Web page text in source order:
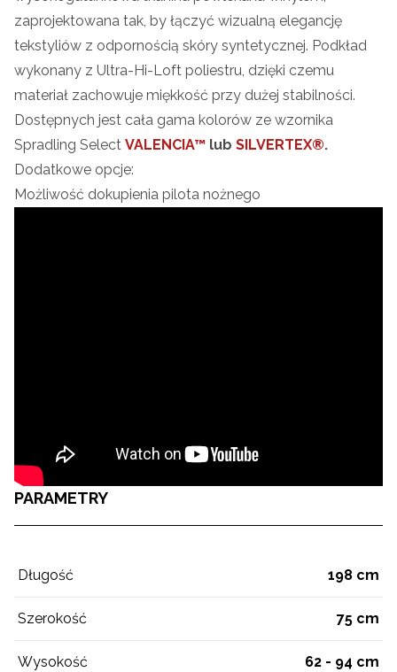
zaprojektowana tak, by łączyć wizualną elegancję
tekstyliów z odpornością skóry syntetycznej. Podkład
wykonany z Ultra-Hi-Loft poliestru, dzięki czemu
materiał zachowuje miękkość przy dużej stabilności.
Dostępnych jest cała gama kolorów ze wzornika
Spradling Select VALENCIA™ lub SILVERTEX®.
Dodatkowe opcje:
Możliwość dokupienia pilota nożnego
PARAMETRY
Długość 198 cm
Szerokość 75 cm
Wysokość 62 - 94 cm